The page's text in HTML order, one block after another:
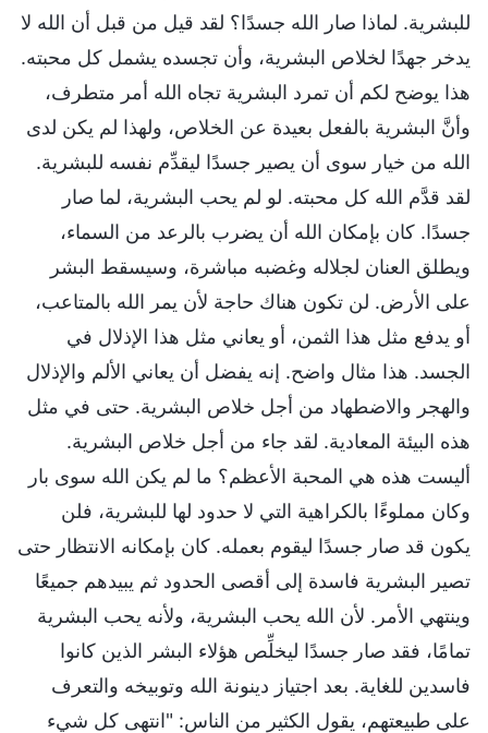
للبشرية. لماذا صار الله جسدًا؟ لقد قيل من قبل أن الله لا
يدخر جهدًا لخلاص البشرية، وأن تجسده يشمل كل محبته.
هذا يوضح لكم أن تمرد البشرية تجاه الله أمر متطرف،
وأنَّ البشرية بالفعل بعيدة عن الخلاص، ولهذا لم يكن لدى
الله من خيار سوى أن يصير جسدًا ليقدِّم نفسه للبشرية.
لقد قدَّم الله كل محبته. لو لم يحب البشرية، لما صار
جسدًا. كان بإمكان الله أن يضرب بالرعد من السماء،
ويطلق العنان لجلاله وغضبه مباشرة، وسيسقط البشر
على الأرض. لن تكون هناك حاجة لأن يمر الله بالمتاعب،
أو يدفع مثل هذا الثمن، أو يعاني مثل هذا الإذلال في
الجسد. هذا مثال واضح. إنه يفضل أن يعاني الألم والإذلال
والهجر والاضطهاد من أجل خلاص البشرية. حتى في مثل
هذه البيئة المعادية. لقد جاء من أجل خلاص البشرية.
أليست هذه هي المحبة الأعظم؟ ما لم يكن الله سوى بار
وكان مملوءًا بالكراهية التي لا حدود لها للبشرية، فلن
يكون قد صار جسدًا ليقوم بعمله. كان بإمكانه الانتظار حتى
تصير البشرية فاسدة إلى أقصى الحدود ثم يبيدهم جميعًا
وينتهي الأمر. لأن الله يحب البشرية، ولأنه يحب البشرية
تمامًا، فقد صار جسدًا ليخلِّص هؤلاء البشر الذين كانوا
فاسدين للغاية. بعد اجتياز دينونة الله وتوبيخه والتعرف
على طبيعتهم، يقول الكثير من الناس: "انتهى كل شيء